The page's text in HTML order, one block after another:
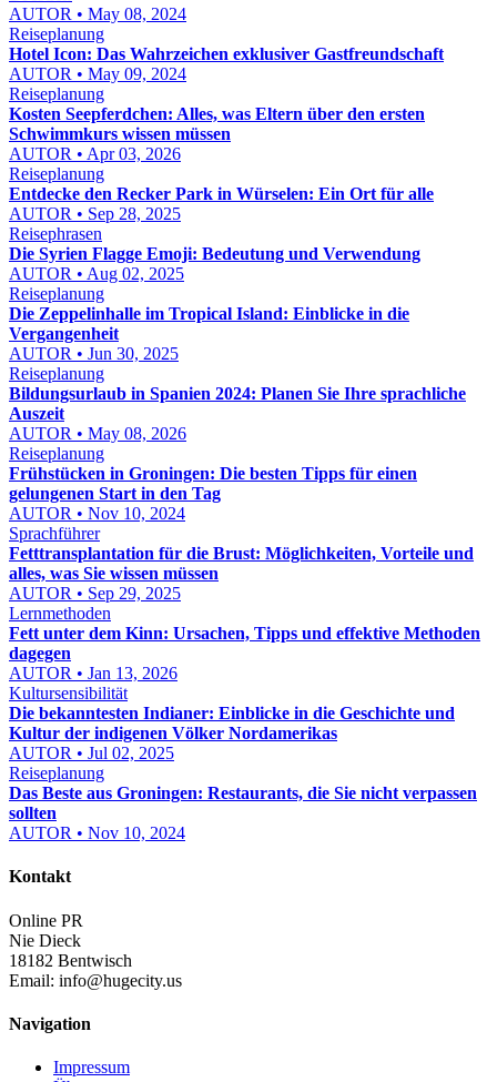
AUTOR • May 08, 2024
Reiseplanung
Hotel Icon: Das Wahrzeichen exklusiver Gastfreundschaft
AUTOR • May 09, 2024
Reiseplanung
Kosten Seepferdchen: Alles, was Eltern über den ersten
Schwimmkurs wissen müssen
AUTOR • Apr 03, 2026
Reiseplanung
Entdecke den Recker Park in Würselen: Ein Ort für alle
AUTOR • Sep 28, 2025
Reisephrasen
Die Syrien Flagge Emoji: Bedeutung und Verwendung
AUTOR • Aug 02, 2025
Reiseplanung
Die Zeppelinhalle im Tropical Island: Einblicke in die
Vergangenheit
AUTOR • Jun 30, 2025
Reiseplanung
Bildungsurlaub in Spanien 2024: Planen Sie Ihre sprachliche
Auszeit
AUTOR • May 08, 2026
Reiseplanung
Frühstücken in Groningen: Die besten Tipps für einen
gelungenen Start in den Tag
AUTOR • Nov 10, 2024
Sprachführer
Fetttransplantation für die Brust: Möglichkeiten, Vorteile und
alles, was Sie wissen müssen
AUTOR • Sep 29, 2025
Lernmethoden
Fett unter dem Kinn: Ursachen, Tipps und effektive Methoden
dagegen
AUTOR • Jan 13, 2026
Kultursensibilität
Die bekanntesten Indianer: Einblicke in die Geschichte und
Kultur der indigenen Völker Nordamerikas
AUTOR • Jul 02, 2025
Reiseplanung
Das Beste aus Groningen: Restaurants, die Sie nicht verpassen
sollten
AUTOR • Nov 10, 2024
Kontakt
Online PR
Nie Dieck
18182 Bentwisch
Email: info@hugecity.us
Navigation
Impressum